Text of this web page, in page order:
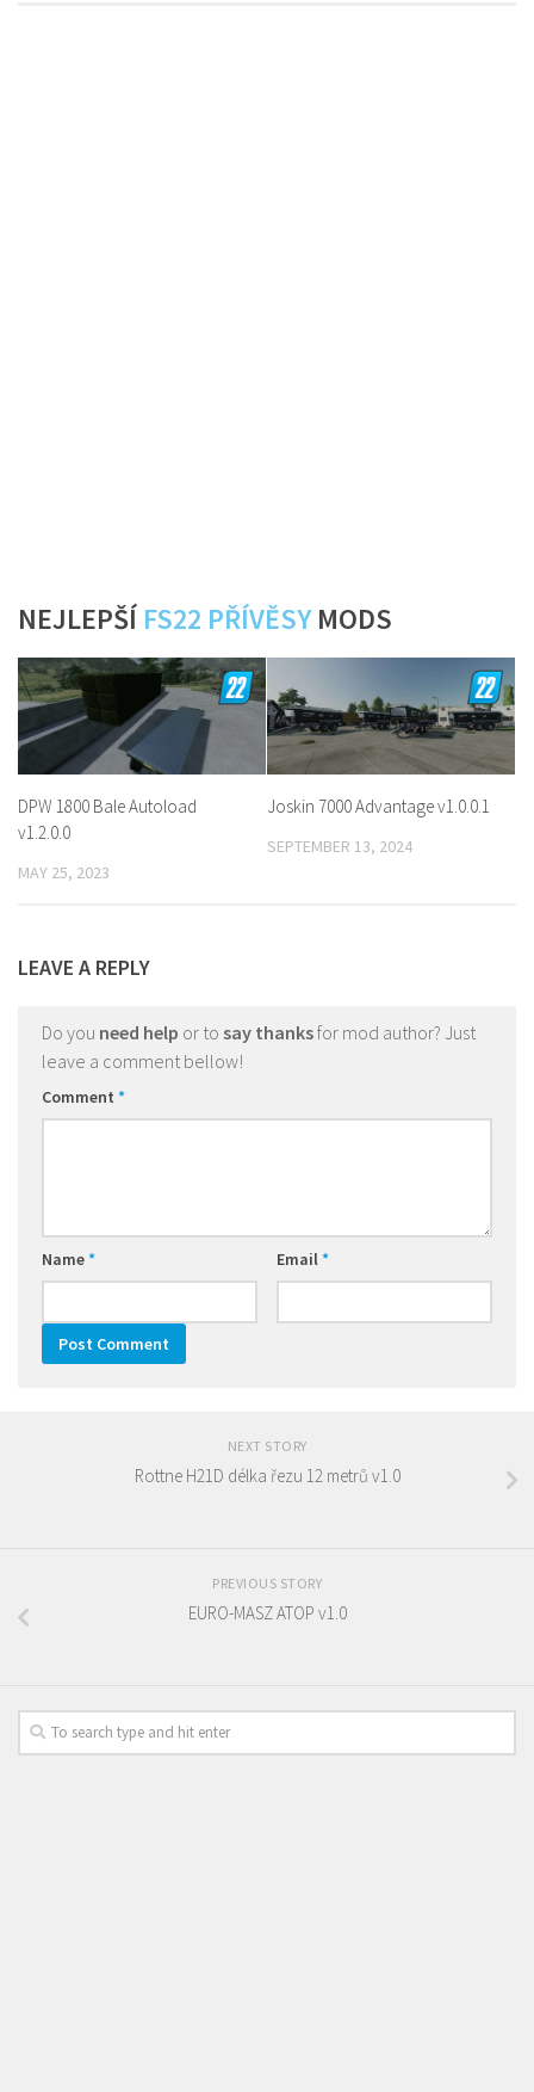
NEJLEPŠÍ FS22 PŘÍVĚSYMODS
DPW 1800 Bale Autoload
v1.2.0.0
MAY 25, 2023
Joskin 7000 Advantage v1.0.0.1
SEPTEMBER 13, 2024
LEAVE A REPLY
Do you need help or to say thanksfor mod author? Just
leave a comment bellow!
Comment *
Name* Email*
NEXT STORY
Rottne H21D délka řezu 12 metrů v1.0
PREVIOUS STORY
EURO-MASZ ATOP v1.0